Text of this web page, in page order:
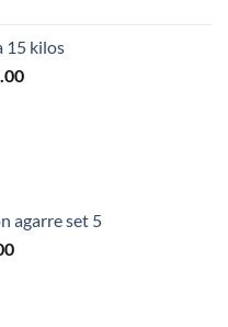
15 kilos
El
agarre set 5
El